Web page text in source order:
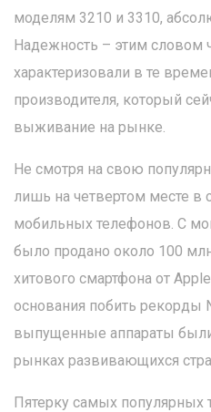
моделям 3210 и 3310,
Надежность – этим словом
характеризовали в те
производителя, который
выживание на рынке.
Не смотря на свою
лишь на четвертом месте в
мобильных телефонов. С
было продано около 100
хитового смартфона от
основания побить рекорды
выпущенные аппараты
рынках развивающихся
Пятерку самых популярных